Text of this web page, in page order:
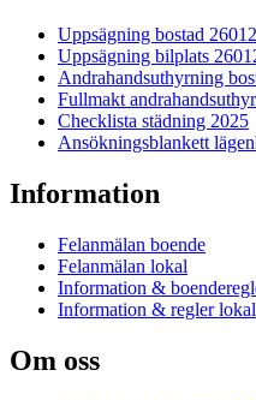
Uppsägning bostad
Uppsägning bilplats
Andrahandsuthyrning
Fullmakt
Checklista städning 2025
Ansökningsblankett
Information
Felanmälan boende
Felanmälan lokal
Information &
Information & regler lokal
Om oss